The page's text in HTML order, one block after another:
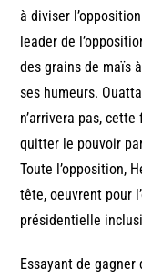
à diviser
leader de
des grains de maïs
ses humeurs.
n’arrivera pas,
quitter le pouvoir
Toute l’opposition,
tête, oeuvrent pour
présidentielle
Essayant de